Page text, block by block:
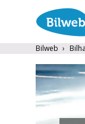
Bilweb